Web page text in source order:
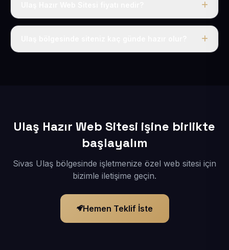
Tek fiyat uygulanır: yıllık 50 USD + KDV. Bu bedele alan
Ulaş Hazır Web Sitesi işine birlikte
başlayalım
Sivas Ulaş bölgesinde işletmenize özel web sitesi için
bizimle iletişime geçin.
Hemen Teklif İste